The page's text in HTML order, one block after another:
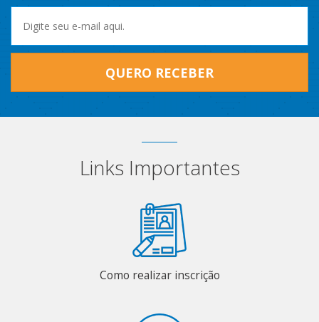
QUERO RECEBER
Links Importantes
Como realizar inscrição